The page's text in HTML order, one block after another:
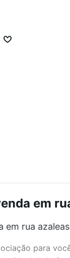
em
rua
para